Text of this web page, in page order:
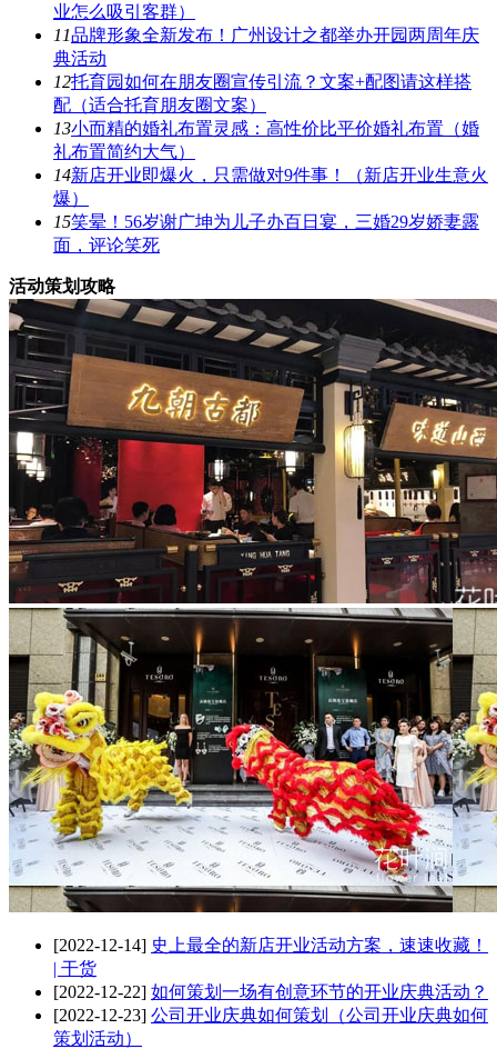
业怎么吸引客群）
11品牌形象全新发布！广州设计之都举办开园两周年庆
典活动
12托育园如何在朋友圈宣传引流？文案+配图请这样搭
配（适合托育朋友圈文案）
13小而精的婚礼布置灵感：高性价比平价婚礼布置（婚
礼布置简约大气）
14新店开业即爆火，只需做对9件事！（新店开业生意火
爆）
15笑晕！56岁谢广坤为儿子办百日宴，三婚29岁娇妻露
面，评论笑死
活动策划攻略
[2022-12-14] 史上最全的新店开业活动方案，速速收藏！
| 干货
[2022-12-22] 如何策划一场有创意环节的开业庆典活动？
[2022-12-23] 公司开业庆典如何策划（公司开业庆典如何
策划活动）